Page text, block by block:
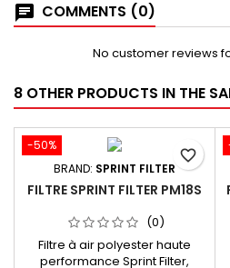
COMMENTS (0)
No customer reviews
8 OTHER PRODUCTS IN THE
-50%
BRAND: SPRINT FILTER
FILTRE SPRINT FILTER PM18S
(0)
Filtre à air polyester haute
performance Sprint Filter,
favorite_border